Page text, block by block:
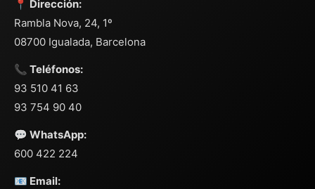
📍 Dirección:
Rambla Nova, 24, 1º
08700 Igualada, Barcelona
📞 Teléfonos:
93 510 41 63
93 754 90 40
💬 WhatsApp:
600 422 224
📧 Email: